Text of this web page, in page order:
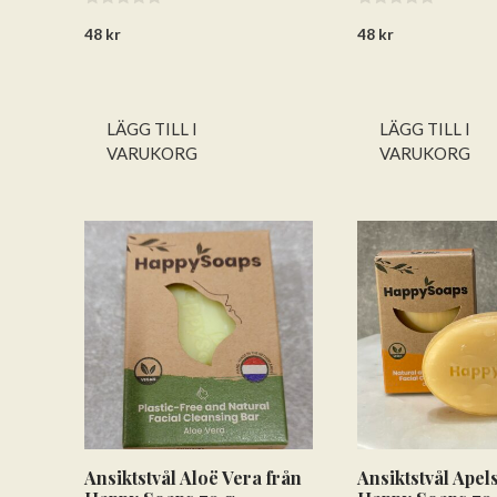
a
48 kr
LÄGG TILL I
VARUKORG
a
48 kr
LÄGG TILL I
VARUKORG
Ansiktstvål Aloë Vera från
Ansiktstvål